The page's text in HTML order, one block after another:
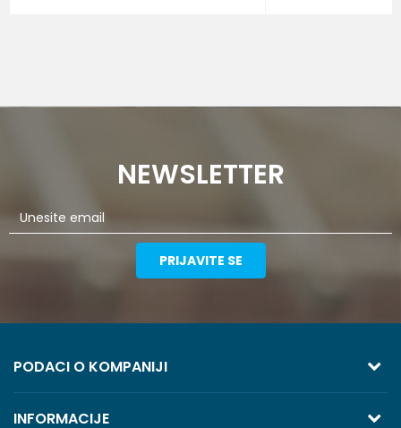
NEWSLETTER
PRIJAVITE SE
PODACI O KOMPANIJI
INFORMACIJE